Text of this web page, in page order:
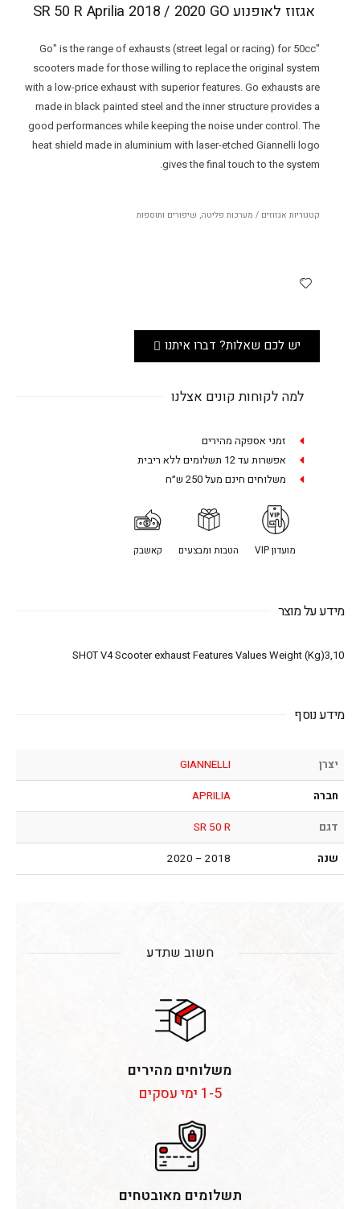
אגזוז לאופנוע SR 50 R Aprilia 2018 / 2020 GO
"Go" is the range of exhausts (street legal or racing) for 50cc
scooters made for those willing to replace the original system
with a low-price exhaust with superior features. Go exhausts are
made in black painted steel and the inner structure provides a
good performances while keeping the noise under control. The
heat shield made in aluminium with laser-etched Giannelli logo
gives the final touch to the system.
קטגוריות אגזוזים / מערכות פליטה, שיפורים ותוספות
יש לכם שאלות? דברו איתנו
למה לקוחות קונים אצלנו
זמני אספקה מהירים
אפשרות עד 12 תשלומים ללא ריבית
משלוחים חינם מעל 250 ש״ח
מועדון VIP הטבות ומבצעים קאשבק
מידע על מוצר
SHOT V4 Scooter exhaust Features Values Weight (Kg)3,10
מידע נוסף
יצרן
GIANNELLI
חברה
APRILIA
דגם
SR 50 R
שנה
2018 – 2020
חשוב שתדע
משלוחים מהירים
1-5 ימי עסקים
תשלומים מאובטחים